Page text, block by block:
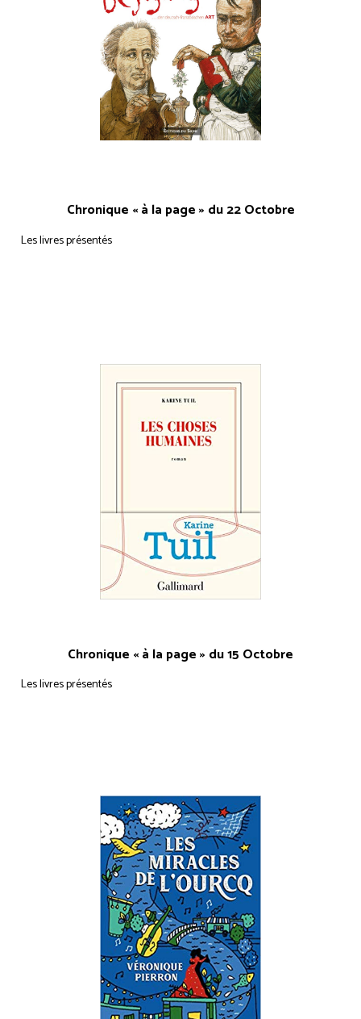
Chronique « à la page » du 22 Octobre
Les livres présentés
Chronique « à la page » du 15 Octobre
Les livres présentés